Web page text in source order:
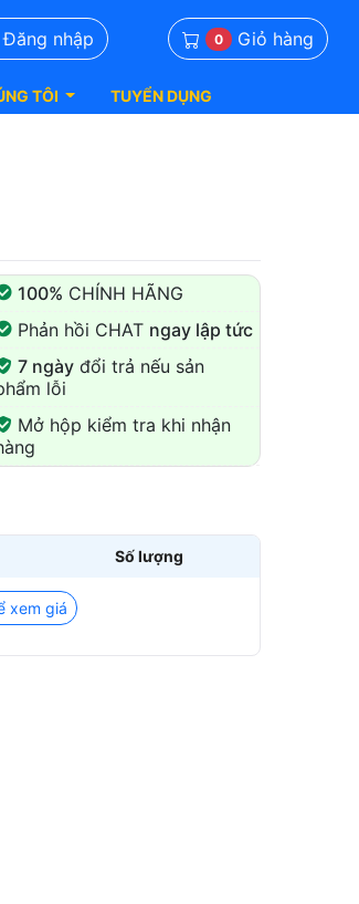
Đăng nhập 0 Giỏ hàng
TÔI TUYỂN DỤNG
100% CHÍNH HÃNG
Phản hồi CHAT ngay lập tức
7 ngàyđổi trả nếu sản
lỗi
Mở hộp kiểm tra khi nhận
Số lượng
xem giá